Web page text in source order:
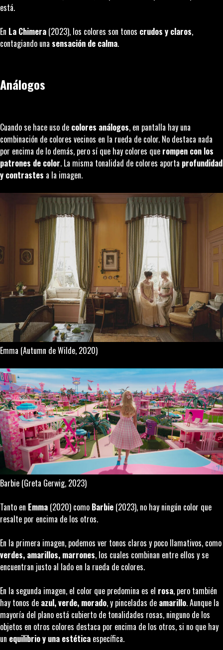
está.
En La Chimera (2023), los colores son tonos crudos y claros,
contagiando una sensación de calma.
Análogos
Cuando se hace uso de colores análogos, en pantalla hay una
combinación de colores vecinos en la rueda de color. No destaca nada
por encima de lo demás, pero sí que hay colores que rompen con los
patrones de color. La misma tonalidad de colores aporta profundidad
y contrastes a la imagen.
Emma (Autumn de Wilde, 2020)
Barbie (Greta Gerwig, 2023)
Tanto en Emma (2020) como Barbie (2023), no hay ningún color que
resalte por encima de los otros.
En la primera imagen, podemos ver tonos claros y poco llamativos, como
verdes, amarillos, marrones, los cuales combinan entre ellos y se
encuentran justo al lado en la rueda de colores.
En la segunda imagen, el color que predomina es el rosa, pero también
hay tonos de azul, verde, morado, y pinceladas de amarillo. Aunque la
mayoría del plano está cubierto de tonalidades rosas, ninguno de los
objetos en otros colores destaca por encima de los otros, si no que hay
un equilibrio y una estética específica.